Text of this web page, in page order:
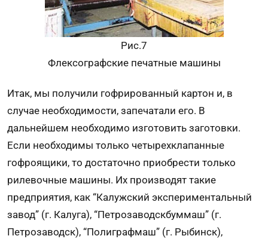
Рис.7
Флексографские печатные машины
Итак, мы получили гофрированный картон и, в
случае необходимости, запечатали его. В
дальнейшем необходимо изготовить заготовки.
Если необходимы только четырехклапанные
гофроящики, то достаточно приобрести только
рилевочные машины. Их производят такие
предприятия, как “Калужский экспериментальный
завод” (г. Калуга), “Петрозаводскбуммаш” (г.
Петрозаводск), “Полиграфмаш” (г. Рыбинск),